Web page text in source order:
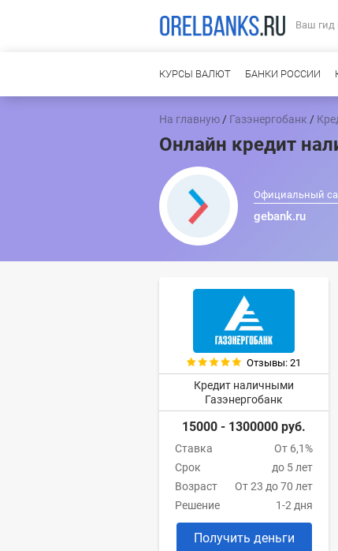
Ваш гид
КУРСЫ ВАЛЮТ БАНКИ РОССИИ
На главную / Газэнергобанк /
Онлайн кредит
Официальный
gebank.ru
Отзывы: 21
Кредит наличными
Газэнергобанк
15000 - 1300000 руб.
Ставка
От 6,1%
Срок
до 5 лет
Возраст
От 23 до 70 лет
Решение
1-2 дня
Получить деньги